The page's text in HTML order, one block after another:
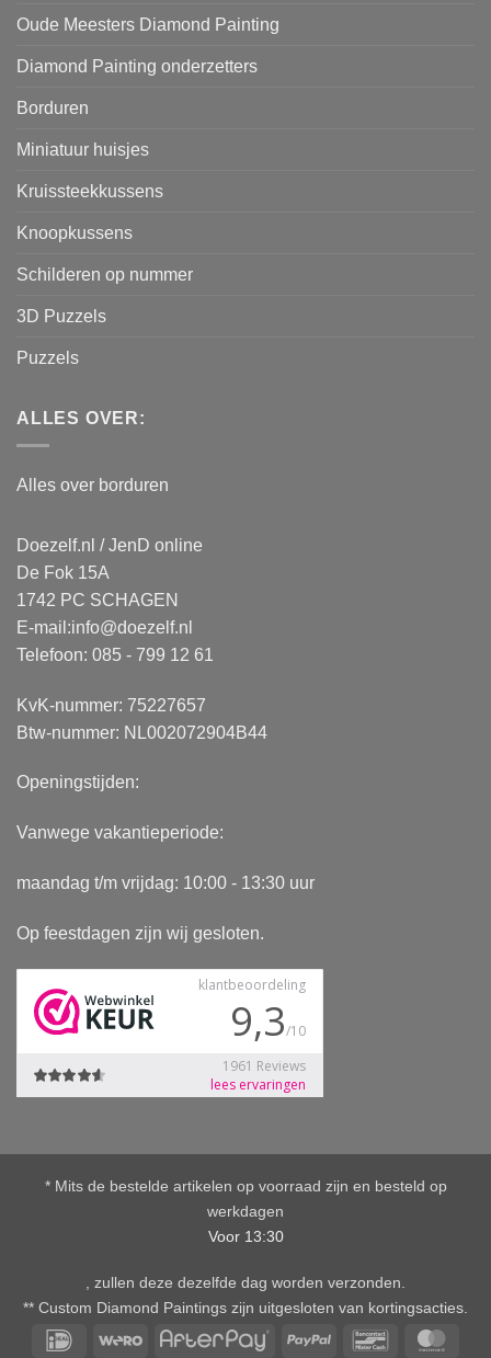
Oude Meesters Diamond Painting
Diamond Painting onderzetters
Borduren
Miniatuur huisjes
Kruissteekkussens
Knoopkussens
Schilderen op nummer
3D Puzzels
Puzzels
ALLES OVER:
Alles over borduren
Doezelf.nl / JenD online
De Fok 15A
1742 PC SCHAGEN
E-mail:info@doezelf.nl
Telefoon: 085 - 799 12 61
KvK-nummer: 75227657
Btw-nummer: NL002072904B44
Openingstijden:
Vanwege vakantieperiode:
maandag t/m vrijdag: 10:00 - 13:30 uur
Op feestdagen zijn wij gesloten.
* Mits de bestelde artikelen op voorraad zijn en besteld op
werkdagen
Voor 13:30
, zullen deze dezelfde dag worden verzonden.
** Custom Diamond Paintings zijn uitgesloten van kortingsacties.
IDeal
Wero AfterPayPayPal Bancontact